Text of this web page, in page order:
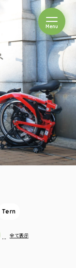
Menuを開閉
Tern
… 全て表示